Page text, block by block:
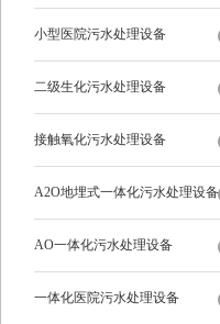
小型医院污水处理设备
二级生化污水处理设备
接触氧化污水处理设备
A2O地埋式一体化污水处理设备
AO一体化污水处理设备
一体化医院污水处理设备